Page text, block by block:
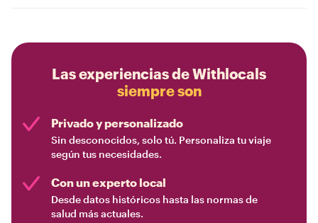
Las experiencias de Withlocals
siempre son
Privado y personalizado
Sin desconocidos, solo tú. Personaliza tu viaje
según tus necesidades.
Con un experto local
Desde datos históricos hasta las normas de
salud más actuales.